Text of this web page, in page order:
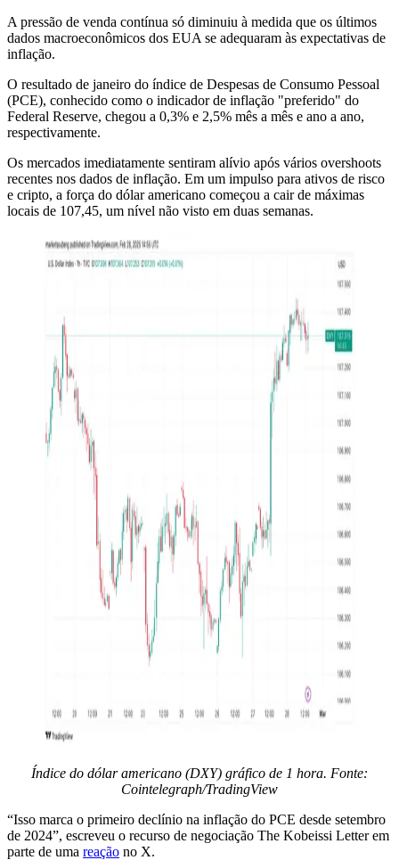
A pressão de venda contínua só diminuiu à medida que os últimos
dados macroeconômicos dos EUA se adequaram às expectativas de
inflação.
O resultado de janeiro do índice de Despesas de Consumo Pessoal
(PCE), conhecido como o indicador de inflação "preferido" do
Federal Reserve, chegou a 0,3% e 2,5% mês a mês e ano a ano,
respectivamente.
Os mercados imediatamente sentiram alívio após vários overshoots
recentes nos dados de inflação. Em um impulso para ativos de risco
e cripto, a força do dólar americano começou a cair de máximas
locais de 107,45, um nível não visto em duas semanas.
Índice do dólar americano (DXY) gráfico de 1 hora. Fonte:
Cointelegraph/TradingView
“Isso marca o primeiro declínio na inflação do PCE desde setembro
de 2024”, escreveu o recurso de negociação The Kobeissi Letter em
parte de uma reação no X.